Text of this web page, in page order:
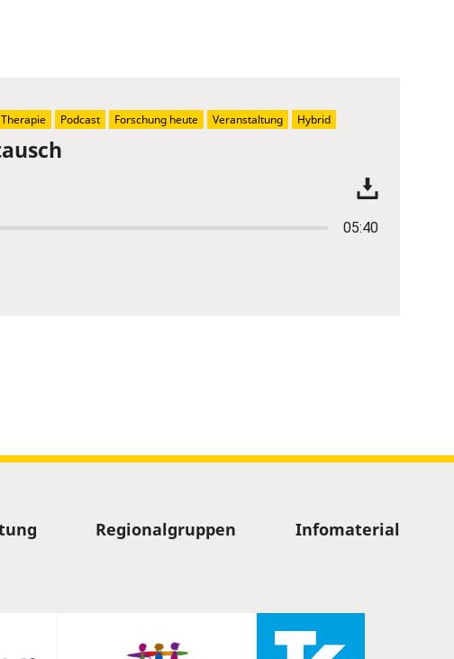
05:40
Therapie Podcast Forschung heute Veranstaltung Hybrid
Regionalgruppen Infomaterial